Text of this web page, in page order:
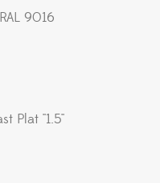
9016
Plat ''1.5''